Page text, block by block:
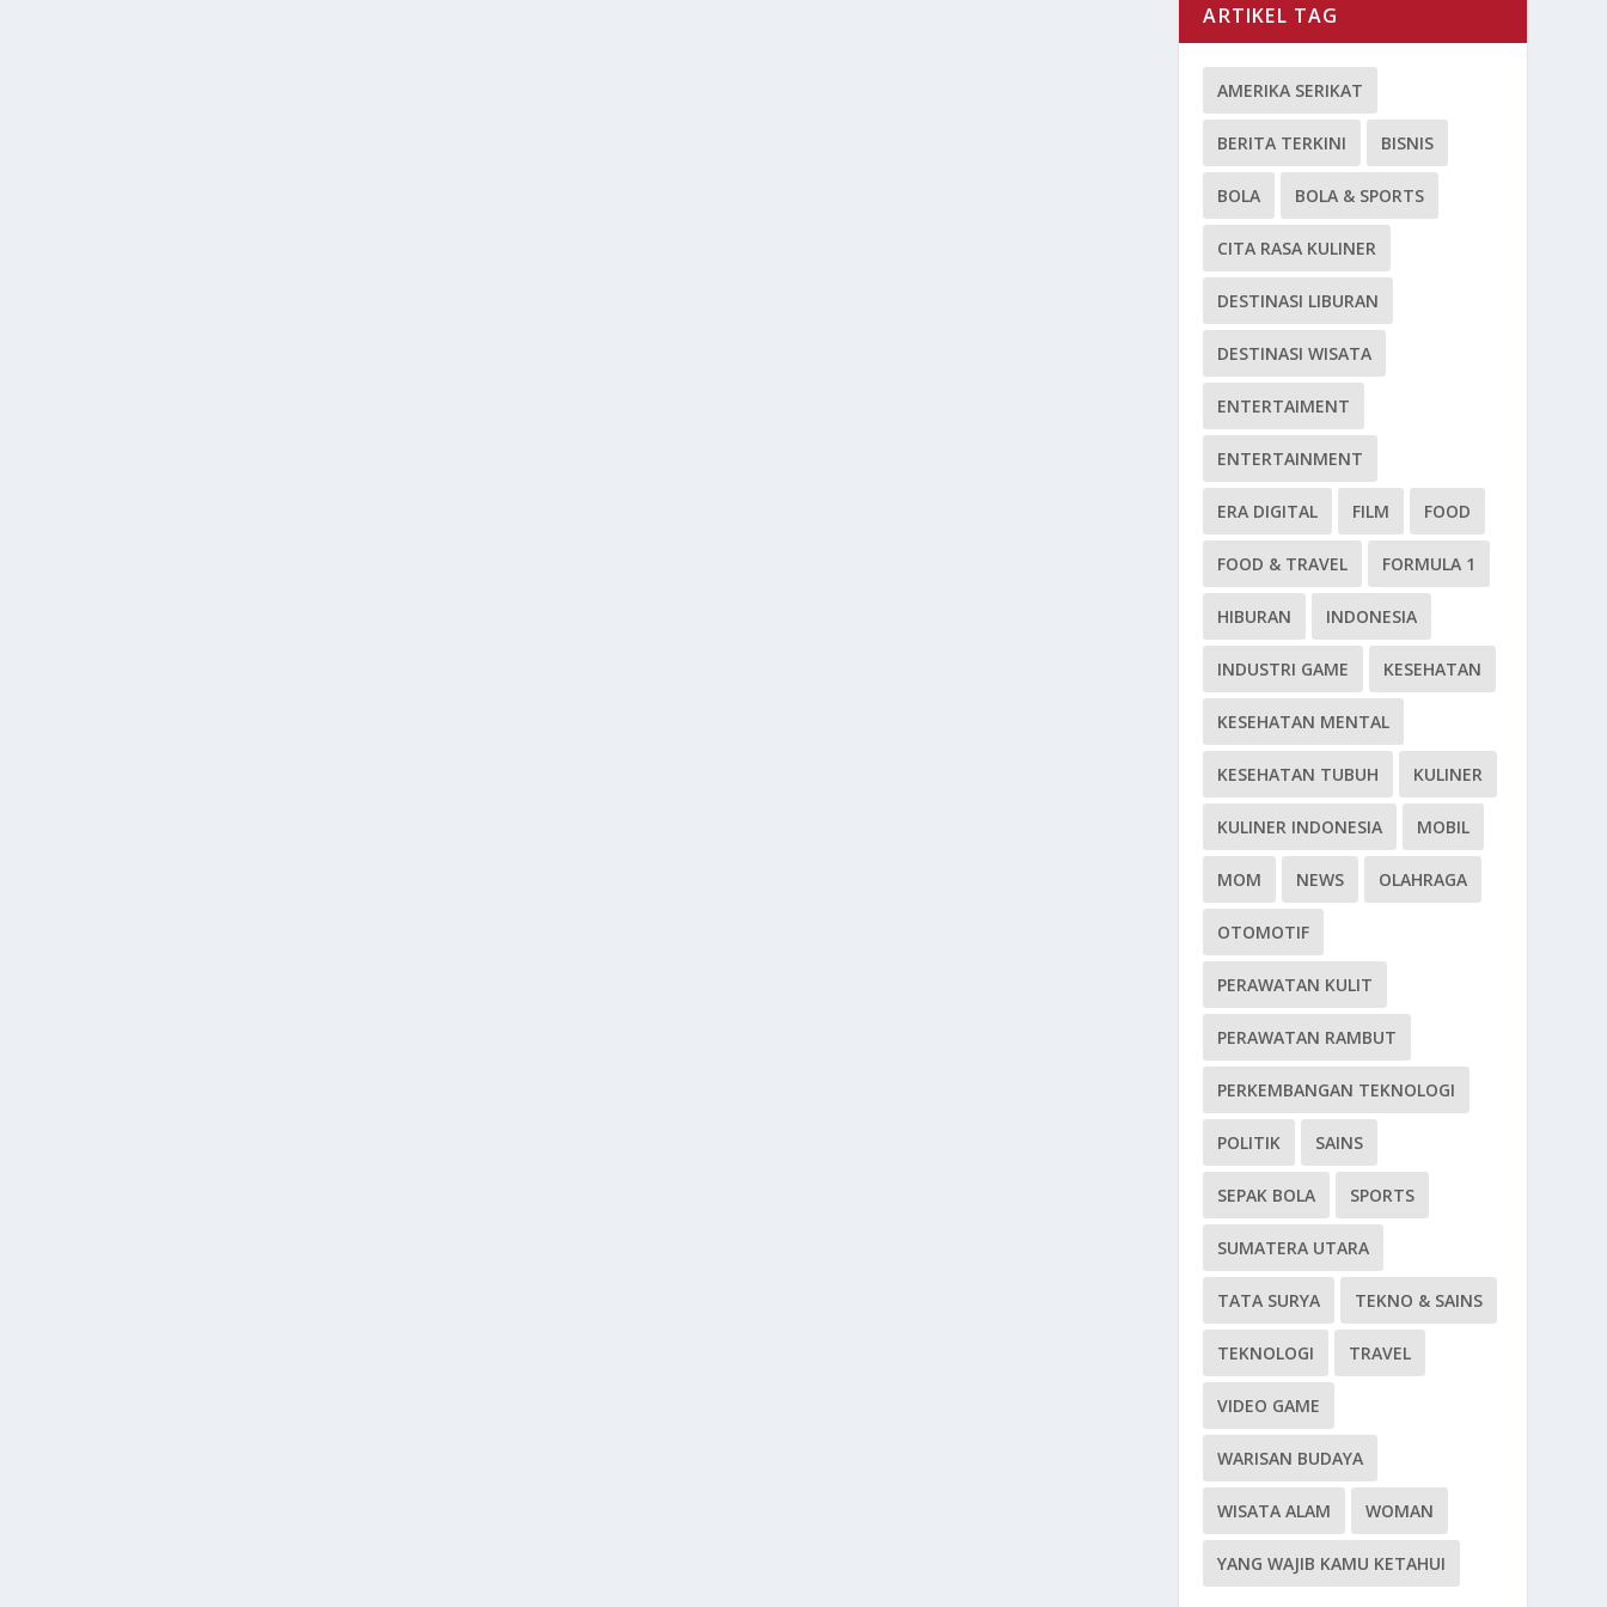
ARTIKEL TAG
AMERIKA SERIKAT
BERITA TERKINI BISNIS
BOLA BOLA & SPORTS
CITA RASA KULINER
DESTINASI LIBURAN
DESTINASI WISATA
ENTERTAIMENT
ENTERTAINMENT
ERA DIGITAL FILM FOOD
FOOD & TRAVEL FORMULA 1
HIBURAN INDONESIA
INDUSTRI GAME KESEHATAN
KESEHATAN MENTAL
KESEHATAN TUBUH KULINER
KULINER INDONESIA MOBIL
MOM NEWS OLAHRAGA
OTOMOTIF
PERAWATAN KULIT
PERAWATAN RAMBUT
PERKEMBANGAN TEKNOLOGI
POLITIK SAINS
SEPAK BOLA SPORTS
SUMATERA UTARA
TATA SURYA TEKNO & SAINS
TEKNOLOGI TRAVEL
VIDEO GAME
WARISAN BUDAYA
WISATA ALAM WOMAN
YANG WAJIB KAMU KETAHUI